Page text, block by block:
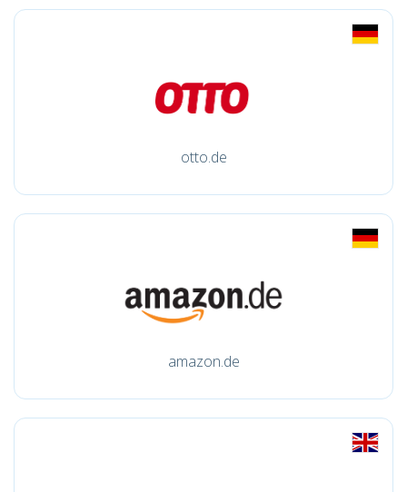
otto.de
amazon.de